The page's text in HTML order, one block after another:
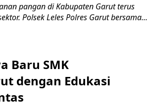
pangan di Kabupaten Garut terus
Polsek Leles Polres Garut bersama...
Baru SMK
dengan Edukasi